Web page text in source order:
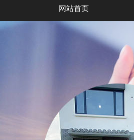
网站首页